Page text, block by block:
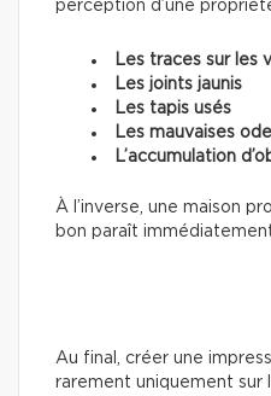
perception d’une
Les traces sur les
Les joints jaunis
Les tapis usés
Les mauvaises
L’accumulation
À l’inverse, une maison
bon paraît
Au final, créer une
rarement uniquement sur